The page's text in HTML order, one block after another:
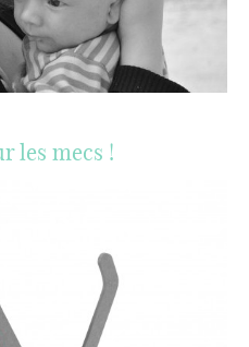
les mecs !